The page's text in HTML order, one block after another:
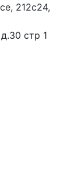
212с24,
стр 1